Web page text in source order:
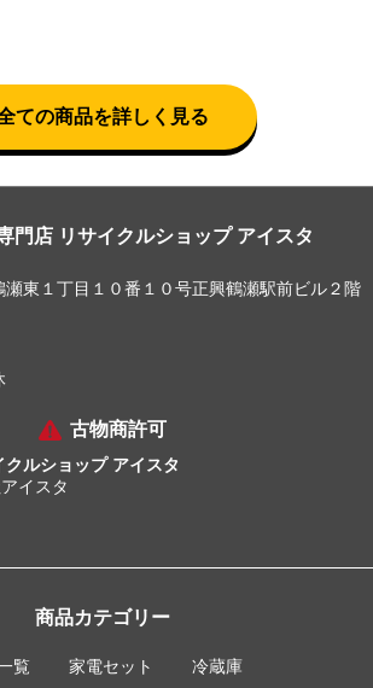
ての商品を詳しく見る
門店 リサイクルショップ アイスタ
瀬東１丁目１０番１０号正興鶴瀬駅前ビル２階
古物商許可
ルショップ アイスタ
イスタ
商品カテゴリー
覧 家電セット
冷蔵庫